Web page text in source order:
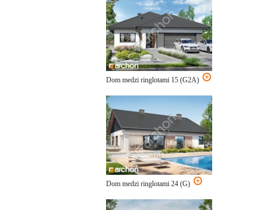
Dom medzi ringlotami 15 (G2A)
Dom medzi ringlotami 24 (G)